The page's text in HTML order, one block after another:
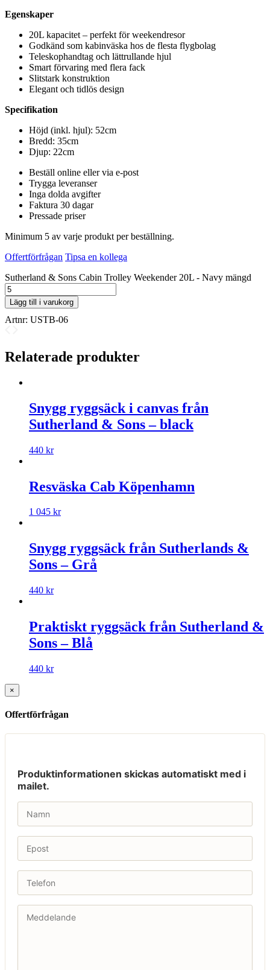
Egenskaper
20L kapacitet – perfekt för weekendresor
Godkänd som kabinväska hos de flesta flygbolag
Teleskophandtag och lättrullande hjul
Smart förvaring med flera fack
Slitstark konstruktion
Elegant och tidlös design
Specifikation
Höjd (inkl. hjul): 52cm
Bredd: 35cm
Djup: 22cm
Beställ online eller via e-post
Trygga leveranser
Inga dolda avgifter
Faktura 30 dagar
Pressade priser
Minimum 5 av varje produkt per beställning.
Offertförfrågan Tipsa en kollega
Sutherland & Sons Cabin Trolley Weekender 20L - Navy mängd
Lägg till i varukorg
Artnr: USTB-06
Relaterade produkter
Snygg ryggsäck i canvas från
Sutherland & Sons – black
440 kr
Resväska Cab Köpenhamn
1 045 kr
Snygg ryggsäck från Sutherlands &
Sons – Grå
440 kr
Praktiskt ryggsäck från Sutherland &
Sons – Blå
440 kr
×
Offertförfrågan
Produktinformationen skickas automatiskt med i
mailet.